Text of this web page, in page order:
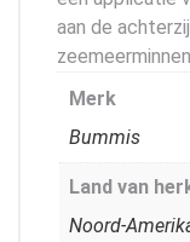
aan de
Merk
Bummis
Land van
Noord-